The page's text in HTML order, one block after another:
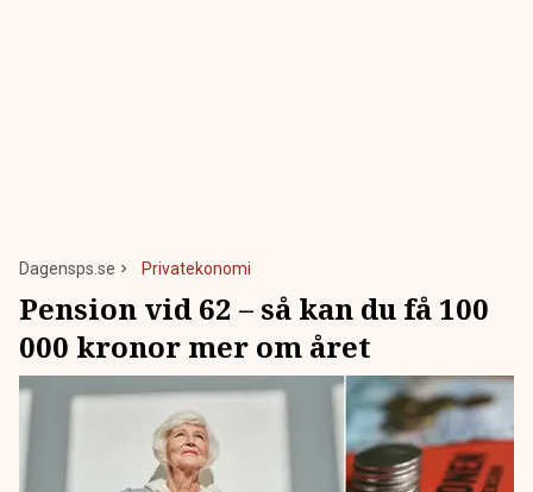
Dagensps.se Privatekonomi
Pension vid 62 – så kan du få 100
000 kronor mer om året